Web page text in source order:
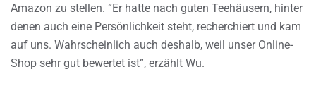
Amazon zu stellen. “Er hatte nach guten Teehäusern, hinter
denen auch eine Persönlichkeit steht, recherchiert und kam
auf uns. Wahrscheinlich auch deshalb, weil unser Online-
Shop sehr gut bewertet ist”, erzählt Wu.